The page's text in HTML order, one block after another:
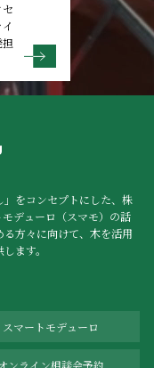
をコンセプトにした、株
デューロ（スマモ）の話
方々に向けて、木を活用
ます。
スマートモデューロ
オンライン相談会予約